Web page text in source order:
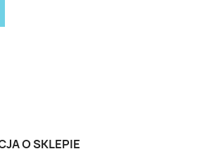
O SKLEPIE